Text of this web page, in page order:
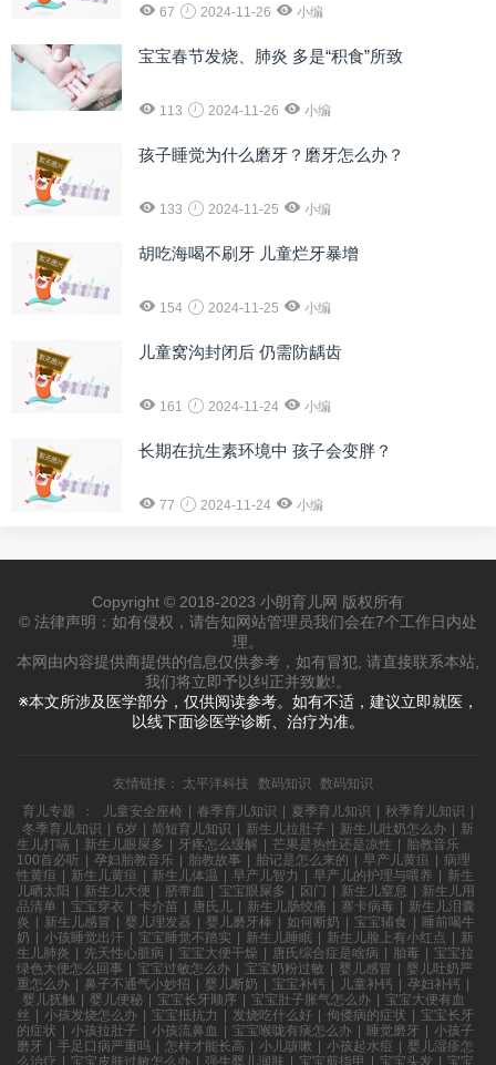
67 2024-11-26 小编
宝宝春节发烧、肺炎 多是“积食”所致
113 2024-11-26 小编
孩子睡觉为什么磨牙？磨牙怎么办？
133 2024-11-25 小编
胡吃海喝不刷牙 儿童烂牙暴增
154 2024-11-25 小编
儿童窝沟封闭后 仍需防龋齿
161 2024-11-24 小编
长期在抗生素环境中 孩子会变胖？
77 2024-11-24 小编
Copyright © 2018-2023 小朗育儿网 版权所有
© 法律声明：如有侵权，请告知网站管理员我们会在7个工作日内处
理。
本网由内容提供商提供的信息仅供参考，如有冒犯, 请直接联系本站,
我们将立即予以纠正并致歉!。
※本文所涉及医学部分，仅供阅读参考。如有不适，建议立即就医，
以线下面诊医学诊断、治疗为准。
友情链接： 太平洋科技 数码知识
数码知识
育儿专题
： 儿童安全座椅 | 春季育儿知识 | 夏季育儿知识 | 秋季育儿知识 |
冬季育儿知识 | 6岁 | 简短育儿知识 | 新生儿拉肚子 | 新生儿吐奶怎么办 | 新
生儿打嗝 | 新生儿眼屎多 | 牙疼怎么缓解 | 芒果是热性还是凉性 | 胎教音乐
100首必听 | 孕妇胎教音乐 | 胎教故事 | 胎记是怎么来的 | 早产儿黄疸 | 病理
性黄疸 | 新生儿黄疸 | 新生儿体温 | 早产儿智力 | 早产儿的护理与喂养 | 新生
儿晒太阳 | 新生儿大便 | 脐带血 | 宝宝眼屎多 | 囟门 | 新生儿窒息 | 新生儿用
品清单 | 宝宝穿衣 | 卡介苗 | 唐氏儿 | 新生儿肠绞痛 | 寨卡病毒 | 新生儿泪囊
炎 | 新生儿感冒 | 婴儿理发器 | 婴儿磨牙棒 | 如何断奶 | 宝宝辅食 | 睡前喝牛
奶 | 小孩睡觉出汗 | 宝宝睡觉不踏实 | 新生儿睡眠 | 新生儿脸上有小红点 | 新
生儿肺炎 | 先天性心脏病 | 宝宝大便干燥 | 唐氏综合症是啥病 | 胎毒 | 宝宝拉
绿色大便怎么回事 | 宝宝过敏怎么办 | 宝宝奶粉过敏 | 婴儿感冒 | 婴儿吐奶严
重怎么办 | 鼻子不通气小妙招 | 婴儿断奶 | 宝宝补钙 | 儿童补钙 | 孕妇补钙 |
婴儿抚触 | 婴儿便秘 | 宝宝长牙顺序 | 宝宝肚子胀气怎么办 | 宝宝大便有血
丝 | 小孩发烧怎么办 | 宝宝抵抗力 | 发烧吃什么好 | 佝偻病的症状 | 宝宝长牙
的症状 | 小孩拉肚子 | 小孩流鼻血 | 宝宝喉咙有痰怎么办 | 睡觉磨牙 | 小孩子
磨牙 | 手足口病严重吗 | 怎样才能长高 | 小儿咳嗽 | 小孩起水痘 | 婴儿湿疹怎
么治疗 | 宝宝皮肤过敏怎么办 | 强生婴儿润肤 | 宝宝剪指甲 | 宝宝头发 | 宝宝